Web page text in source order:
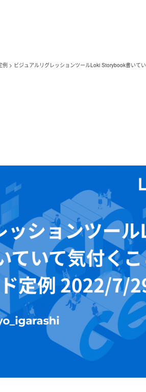
例 > ビジュアルリグレッションツールLoki Storybook書いて